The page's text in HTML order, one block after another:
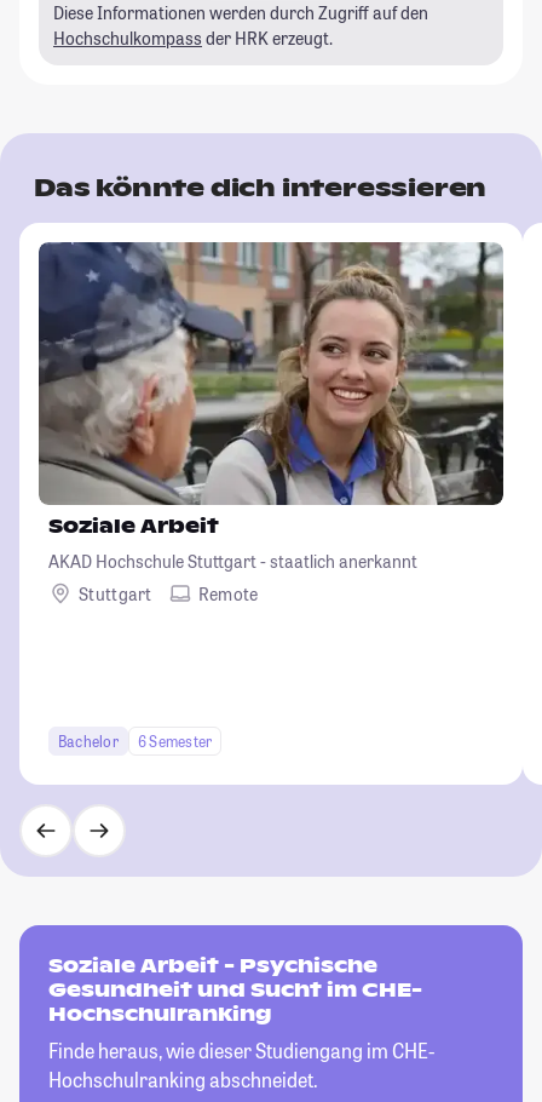
Diese Informationen werden durch Zugriff auf den
Hochschulkompass der HRK erzeugt.
Das könnte dich interessieren
Soziale Arbeit
AKAD Hochschule Stuttgart - staatlich anerkannt
Stuttgart
Remote
Bachelor 6 Semester
Soziale Arbeit - Psychische
Gesundheit und Sucht im CHE-
Hochschulranking
Finde heraus, wie dieser Studiengang im CHE-
Hochschulranking abschneidet.